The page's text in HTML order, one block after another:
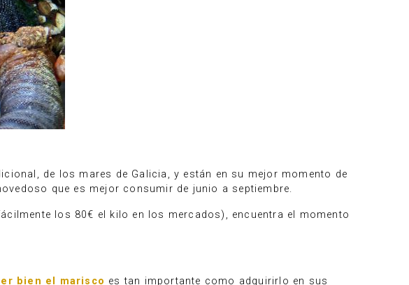
de los mares de Galicia, y están en su mejor momento de
que es mejor consumir de junio a septiembre.
los 80€ el kilo en los mercados), encuentra el momento
bien el marisco es tan importante como adquirirlo en sus